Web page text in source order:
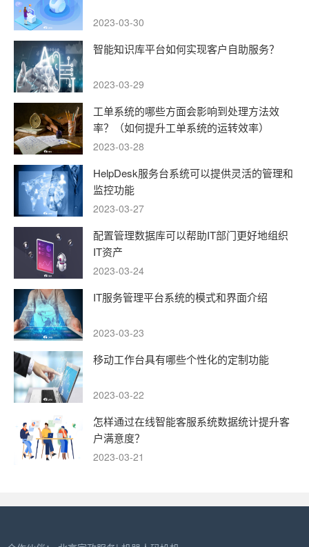
2023-03-30
智能知识库平台如何实现客户自助服务？
2023-03-29
工单系统的哪些方面会影响到处理方法效
率？（如何提升工单系统的运转效率）
2023-03-28
HelpDesk服务台系统可以提供灵活的管理和
监控功能
2023-03-27
配置管理数据库可以帮助IT部门更好地组织
IT资产
2023-03-24
IT服务管理平台系统的模式和界面介绍
2023-03-23
移动工作台具有哪些个性化的定制功能
2023-03-22
怎样通过在线智能客服系统数据统计提升客
户满意度？
2023-03-21